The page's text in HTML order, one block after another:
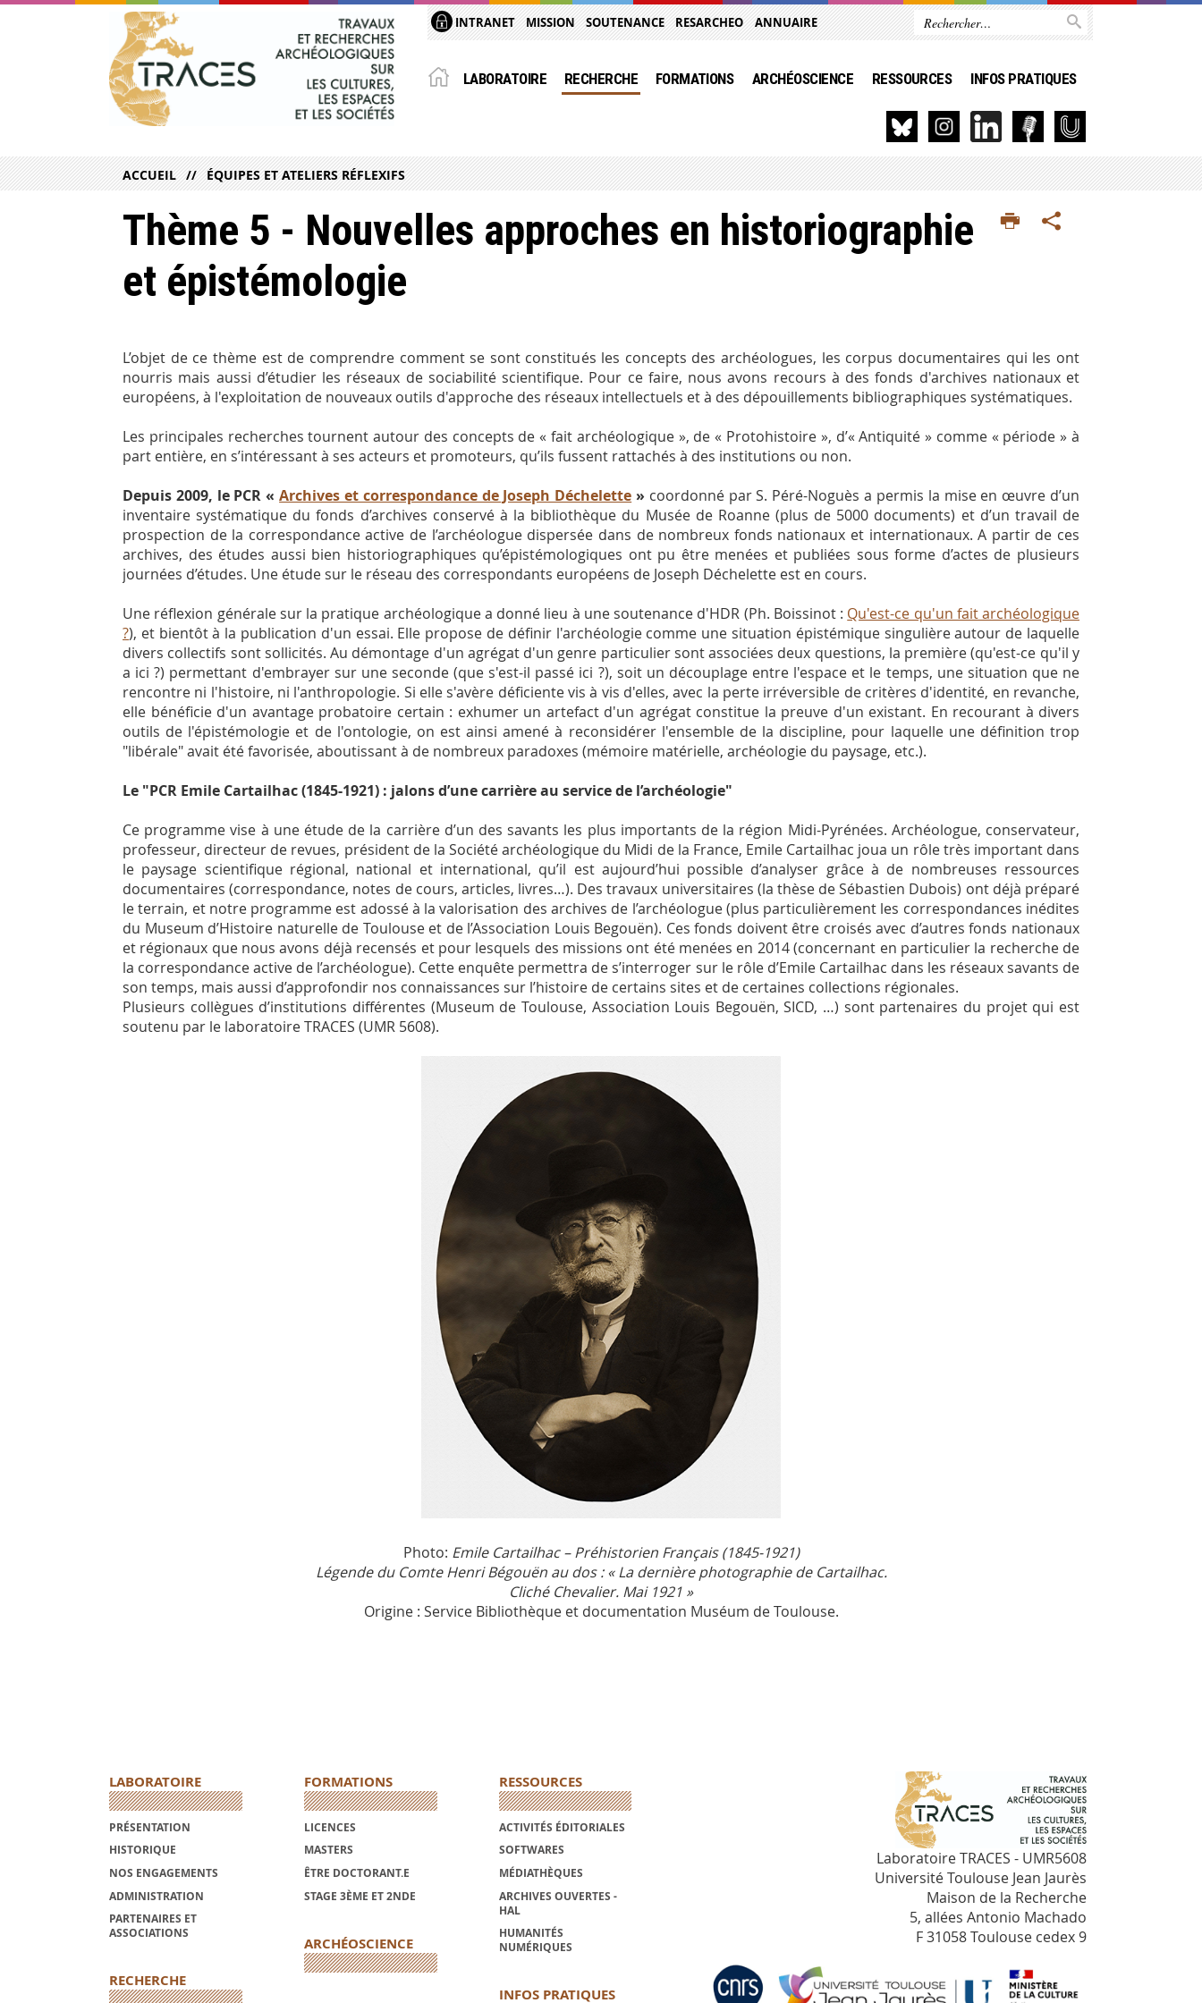
INTRANET MISSION SOUTENANCE RESARCHEO ANNUAIRE
LABORATOIRE RECHERCHE FORMATIONS ARCHÉOSCIENCE RESSOURCES INFOS PRATIQUES
ACCUEIL ÉQUIPES ET ATELIERS RÉFLEXIFS
Thème 5 - Nouvelles approches en historiographie
et épistémologie
L’objet de ce thème est de comprendre comment se sont constitués les concepts des archéologues, les corpus documentaires qui les ont
nourris mais aussi d’étudier les réseaux de sociabilité scientifique. Pour ce faire, nous avons recours à des fonds d'archives nationaux et
européens, à l'exploitation de nouveaux outils d'approche des réseaux intellectuels et à des dépouillements bibliographiques systématiques.
Les principales recherches tournent autour des concepts de « fait archéologique », de « Protohistoire », d’« Antiquité » comme « période » à
part entière, en s’intéressant à ses acteurs et promoteurs, qu’ils fussent rattachés à des institutions ou non.
Depuis 2009, le PCR «Archives et correspondance de Joseph Déchelette » coordonné par S. Péré-Noguès a permis la mise en œuvre d’un
inventaire systématique du fonds d’archives conservé à la bibliothèque du Musée de Roanne (plus de 5000 documents) et d’un travail de
prospection de la correspondance active de l’archéologue dispersée dans de nombreux fonds nationaux et internationaux. A partir de ces
archives, des études aussi bien historiographiques qu’épistémologiques ont pu être menées et publiées sous forme d’actes de plusieurs
journées d’études. Une étude sur le réseau des correspondants européens de Joseph Déchelette est en cours.
Une réflexion générale sur la pratique archéologique a donné lieu à une soutenance d'HDR (Ph. Boissinot : Qu'est-ce qu'un fait archéologique
?), et bientôt à la publication d'un essai. Elle propose de définir l'archéologie comme une situation épistémique singulière autour de laquelle
divers collectifs sont sollicités. Au démontage d'un agrégat d'un genre particulier sont associées deux questions, la première (qu'est-ce qu'il y
a ici ?) permettant d'embrayer sur une seconde (que s'est-il passé ici ?), soit un découplage entre l'espace et le temps, une situation que ne
rencontre ni l'histoire, ni l'anthropologie. Si elle s'avère déficiente vis à vis d'elles, avec la perte irréversible de critères d'identité, en revanche,
elle bénéficie d'un avantage probatoire certain : exhumer un artefact d'un agrégat constitue la preuve d'un existant. En recourant à divers
outils de l'épistémologie et de l'ontologie, on est ainsi amené à reconsidérer l'ensemble de la discipline, pour laquelle une définition trop
"libérale" avait été favorisée, aboutissant à de nombreux paradoxes (mémoire matérielle, archéologie du paysage, etc.).
Le "PCR Emile Cartailhac (1845-1921) : jalons d’une carrière au service de l’archéologie"
Ce programme vise à une étude de la carrière d’un des savants les plus importants de la région Midi-Pyrénées. Archéologue, conservateur,
professeur, directeur de revues, président de la Société archéologique du Midi de la France, Emile Cartailhac joua un rôle très important dans
le paysage scientifique régional, national et international, qu’il est aujourd’hui possible d’analyser grâce à de nombreuses ressources
documentaires (correspondance, notes de cours, articles, livres…). Des travaux universitaires (la thèse de Sébastien Dubois) ont déjà préparé
le terrain, et notre programme est adossé à la valorisation des archives de l’archéologue (plus particulièrement les correspondances inédites
du Museum d’Histoire naturelle de Toulouse et de l’Association Louis Begouën). Ces fonds doivent être croisés avec d’autres fonds nationaux
et régionaux que nous avons déjà recensés et pour lesquels des missions ont été menées en 2014 (concernant en particulier la recherche de
la correspondance active de l’archéologue). Cette enquête permettra de s’interroger sur le rôle d’Emile Cartailhac dans les réseaux savants de
son temps, mais aussi d’approfondir nos connaissances sur l’histoire de certains sites et de certaines collections régionales.
Plusieurs collègues d’institutions différentes (Museum de Toulouse, Association Louis Begouën, SICD, …) sont partenaires du projet qui est
soutenu par le laboratoire TRACES (UMR 5608).
Photo: Emile Cartailhac – Préhistorien Français (1845-1921)
Légende du Comte Henri Bégouën au dos : « La dernière photographie de Cartailhac.
Cliché Chevalier. Mai 1921 »
Origine : Service Bibliothèque et documentation Muséum de Toulouse.
LABORATOIRE
PRÉSENTATION
HISTORIQUE
NOS ENGAGEMENTS
ADMINISTRATION
PARTENAIRES ET
ASSOCIATIONS
RECHERCHE
FORMATIONS
LICENCES
MASTERS
ÊTRE DOCTORANT.E
STAGE 3ÈME ET 2NDE
ARCHÉOSCIENCE
RESSOURCES
ACTIVITÉS ÉDITORIALES
SOFTWARES
MÉDIATHÈQUES
ARCHIVES OUVERTES -
HAL
HUMANITÉS
NUMÉRIQUES
INFOS PRATIQUES
Laboratoire TRACES - UMR5608
Université Toulouse Jean Jaurès
Maison de la Recherche
5, allées Antonio Machado
F 31058 Toulouse cedex 9